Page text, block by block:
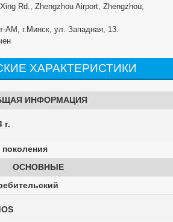
Rd., Zhengzhou Airport, Zhengzhou,
АМ, г.Минск, ул. Западная, 13.
ХАРАКТЕРИСТИКИ
ИНФОРМАЦИЯ
г.
поколения
ОСНОВНЫЕ